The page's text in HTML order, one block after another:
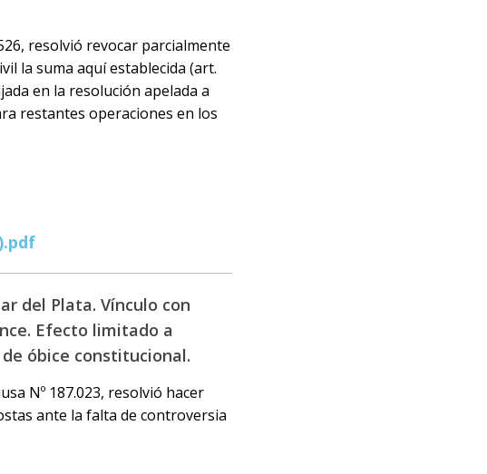
resolvió revocar parcialmente
la suma aquí establecida (art.
en la resolución apelada a
restantes operaciones en los
del Plata. Vínculo con
Efecto limitado a
óbice constitucional.
Nº 187.023, resolvió hacer
ante la falta de controversia